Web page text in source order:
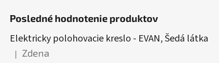
Posledné hodnotenie produktov
Elektricky polohovacie kreslo - EVAN, Šedá látka
Hodnotenie produktu je 5 z 5 hviezdičiek.
| Zdena